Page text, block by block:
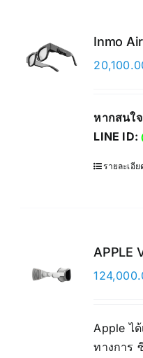
Inmo
หากสนใ
LINE ID:
รายละเอีย
APPLE
Apple ไ
ทางการ